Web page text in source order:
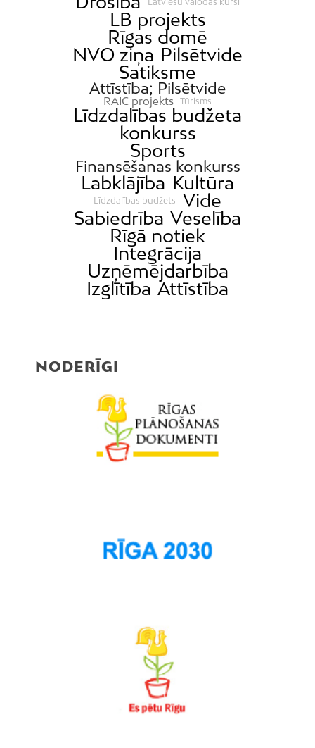
LB projekts
Rīgas domē
NVO ziņa Pilsētvide
Satiksme
Attīstība; Pilsētvide
RAIC projekts Tūrisms
Līdzdalības budžeta
konkurss
Sports
Finansēšanas konkurss
Labklājība Kultūra
Līdzdalības budžets
Vide
Sabiedrība Veselība
Rīgā notiek
Integrācija
Uzņēmējdarbība
Izglītība Attīstība
NODERĪGI